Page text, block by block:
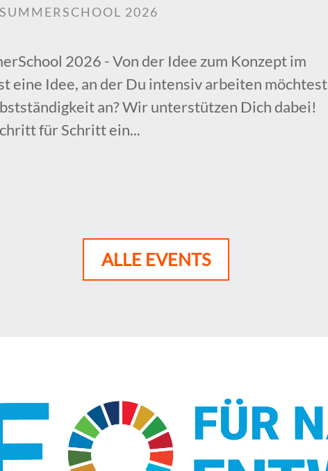
2026
2026 - Von der Idee zum Konzept im
eine Idee, an der Du intensiv arbeiten möchtest
an? Wir unterstützen Dich dabei!
für Schritt ein...
ALLE EVENTS